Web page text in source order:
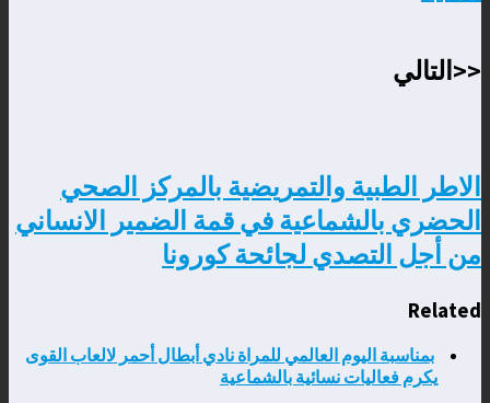
<<التالي
الاطر الطبية والتمريضية بالمركز الصحي
الحضري بالشماعية في قمة الضمير الانساني
من أجل التصدي لجائحة كورونا
Related
بمناسبة اليوم العالمي للمراة نادي أبطال أحمر لالعاب القوى
يكرم فعاليات نسائية بالشماعية